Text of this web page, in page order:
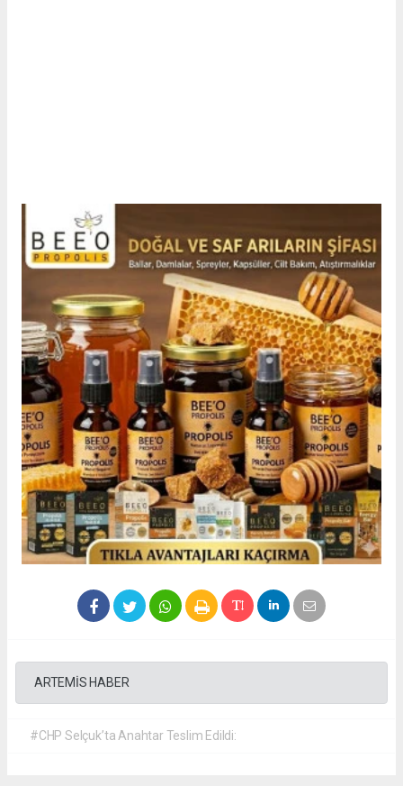
ARTEMİS HABER
#CHP Selçuk’ta Anahtar Teslim Edildi: